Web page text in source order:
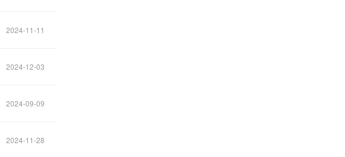
2024-11-11
2024-12-03
2024-09-09
2024-11-28